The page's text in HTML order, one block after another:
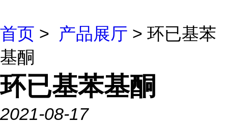
首页 > 产品展厅 > 环已基苯
基酮
环已基苯基酮
2021-08-17